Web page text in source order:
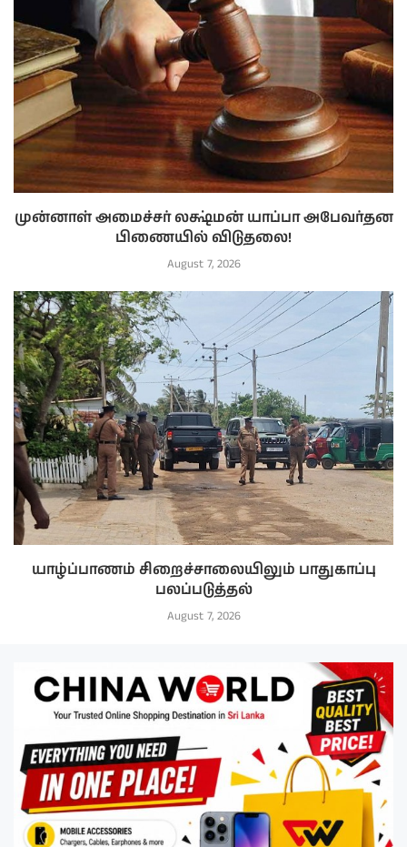
முன்னாள் அமைச்சர் லக்ஷ்மன் யாப்பா அபேவர்தன
பிணையில் விடுதலை!
August 7, 2026
யாழ்ப்பாணம் சிறைச்சாலையிலும் பாதுகாப்பு
பலப்படுத்தல்
August 7, 2026